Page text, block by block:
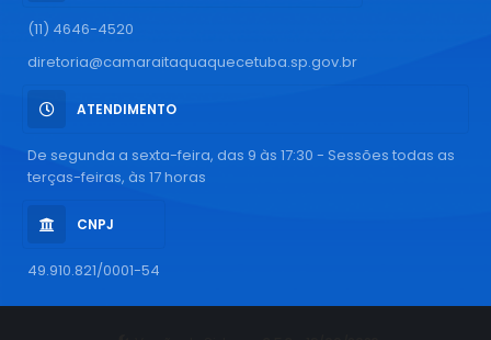
(11) 4646-4520
diretoria@camaraitaquaquecetuba.sp.gov.br
ATENDIMENTO
De segunda a sexta-feira, das 9 às 17:30 - Sessões todas as
terças-feiras, às 17 horas
CNPJ
49.910.821/0001-54